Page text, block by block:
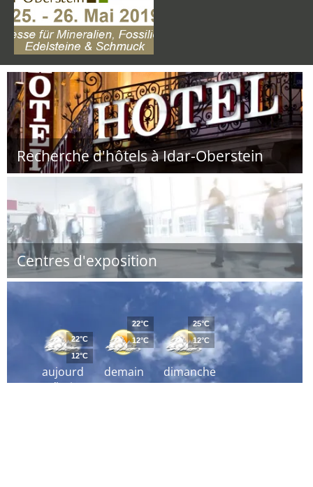
Recherche d'hôtels à Idar-Oberstein
Centres d'exposition
aujourd
´hui
22°C
12°C
demain
22°C
12°C
dimanche
25°C
12°C